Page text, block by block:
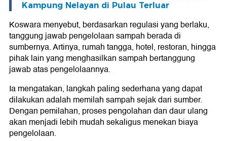
Kampung Nelayan di Pulau Terluar
Koswara menyebut, berdasarkan regulasi yang berlaku,
tanggung jawab pengelolaan sampah berada di
sumbernya. Artinya, rumah tangga, hotel, restoran, hingga
pihak lain yang menghasilkan sampah bertanggung
jawab atas pengelolaannya.
Ia mengatakan, langkah paling sederhana yang dapat
dilakukan adalah memilah sampah sejak dari sumber.
Dengan pemilahan, proses pengolahan dan daur ulang
akan menjadi lebih mudah sekaligus menekan biaya
pengelolaan.